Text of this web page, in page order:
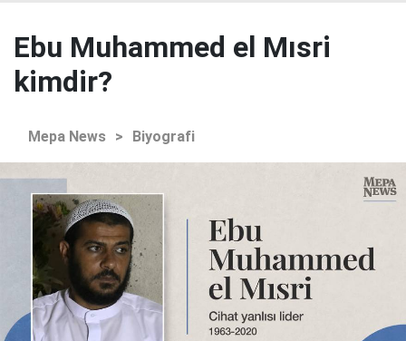
Ebu Muhammed el Mısri
kimdir?
Mepa News > Biyografi